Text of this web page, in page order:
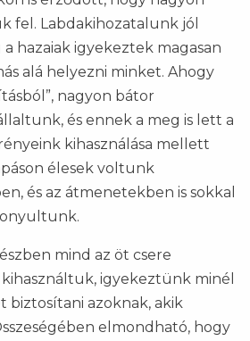
fel. Labdakihozatalunk jól
hazaiak igyekeztek magasan
alá helyezni minket. Ahogy
nagyon bátor
és ennek a meg is lett a
kihasználása mellett
élesek voltunk
és az átmenetekben is sokkal
mind az öt csere
igyekeztünk minél
biztosítani azoknak, akik
elmondható, hogy